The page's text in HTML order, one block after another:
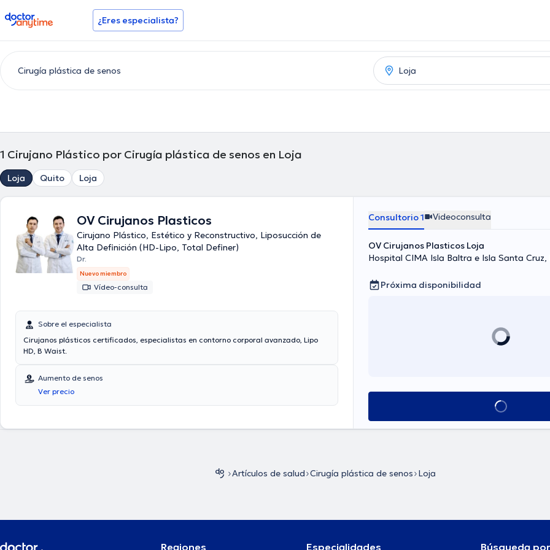
doctoranytime ¿Eres especialista?
1 Cirujano Plástico por Cirugía plástica de senos en Loja
Loja Quito Loja
OV Cirujanos Plasticos
Cirujano Plástico, Estético y Reconstructivo, Liposucción de
Alta Definición (HD-Lipo, Total Definer)
Dr.
Nuevo miembro
Vídeo-consulta
Sobre el especialista
Cirujanos plásticos certificados, especialistas en contorno corporal avanzado, Lipo
HD, B Waist.
Aumento de senos
Ver precio
Consultorio 1 Videoconsulta
OV Cirujanos Plasticos Loja
Hospital CIMA Isla Baltra e Isla Santa Cruz,
Próxima disponibilidad
Ver más horarios
Artículos de salud Cirugía plástica de senos Loja
Regiones Especialidades Búsqueda por